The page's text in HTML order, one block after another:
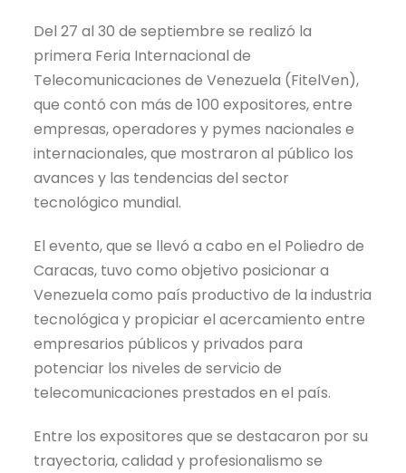
Del 27 al 30 de septiembre se realizó la
primera Feria Internacional de
Telecomunicaciones de Venezuela (FitelVen),
que contó con más de 100 expositores, entre
empresas, operadores y pymes nacionales e
internacionales, que mostraron al público los
avances y las tendencias del sector
tecnológico mundial.
El evento, que se llevó a cabo en el Poliedro de
Caracas, tuvo como objetivo posicionar a
Venezuela como país productivo de la industria
tecnológica y propiciar el acercamiento entre
empresarios públicos y privados para
potenciar los niveles de servicio de
telecomunicaciones prestados en el país.
Entre los expositores que se destacaron por su
trayectoria, calidad y profesionalismo se